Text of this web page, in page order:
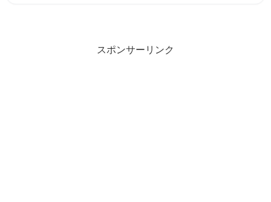
スポンサーリンク